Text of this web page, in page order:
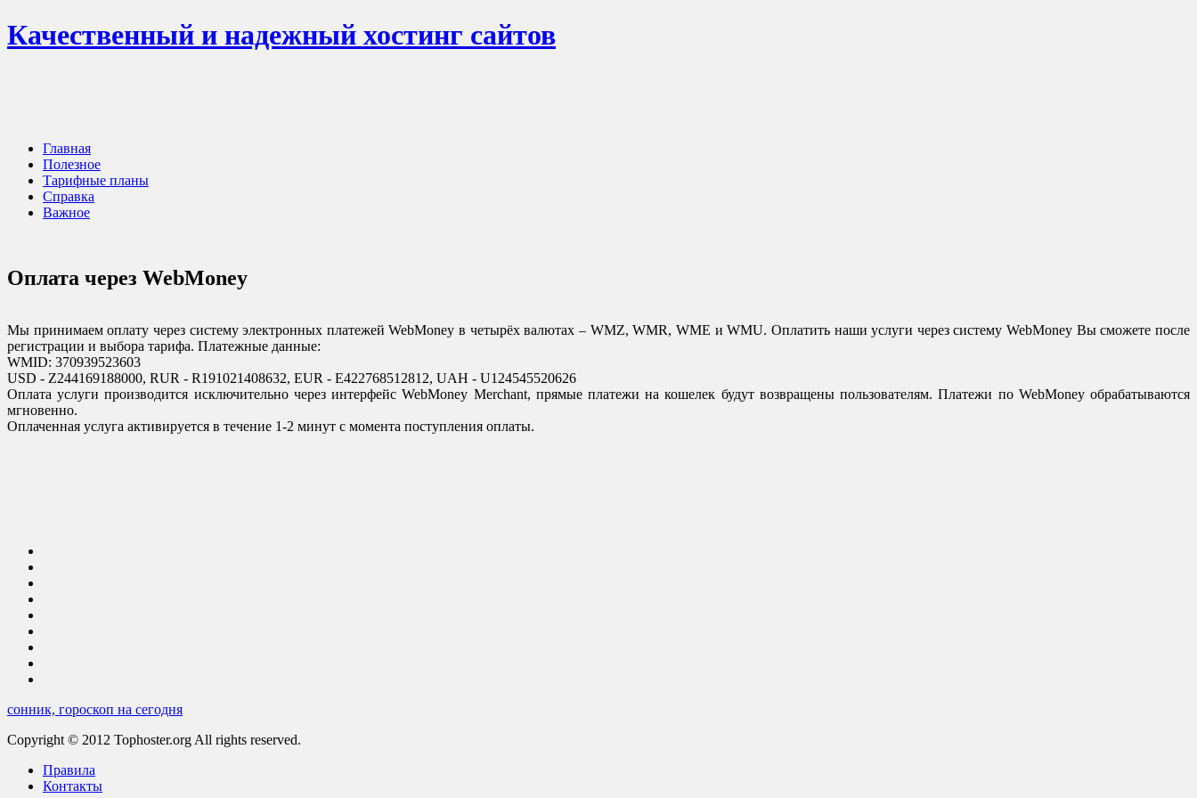
Качественный и надежный хостинг сайтов
Главная
Полезное
Тарифные планы
Справка
Важное
Оплата через WebMoney
Мы принимаем оплату через систему электронных платежей WebMoney в четырёх валютах – WMZ, WMR, WME и WMU. Оплатить наши услуги через систему WebMoney Вы сможете после
регистрации и выбора тарифа. Платежные данные:
WMID: 370939523603
USD - Z244169188000, RUR - R191021408632, EUR - E422768512812, UAH - U124545520626
Оплата услуги производится исключительно через интерфейс WebMoney Merchant, прямые платежи на кошелек будут возвращены пользователям. Платежи по WebMoney обрабатываются
мгновенно.
Оплаченная услуга активируется в течение 1-2 минут с момента поступления оплаты.
сонник, гороскоп на сегодня
Copyright © 2012 Tophoster.org All rights reserved.
Правила
Контакты